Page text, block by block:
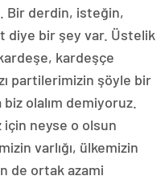
Bir derdin, isteğin,
diye bir şey var. Üstelik
kardeşçe
partilerimizin şöyle bir
olalım demiyoruz.
neyse o olsun
varlığı, ülkemizin
de ortak azami